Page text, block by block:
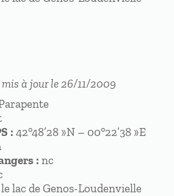
mis à jour le 26/11/2009
: 42°48’28 »N – 00°22’38 »E
: nc
le lac de Genos-Loudenvielle